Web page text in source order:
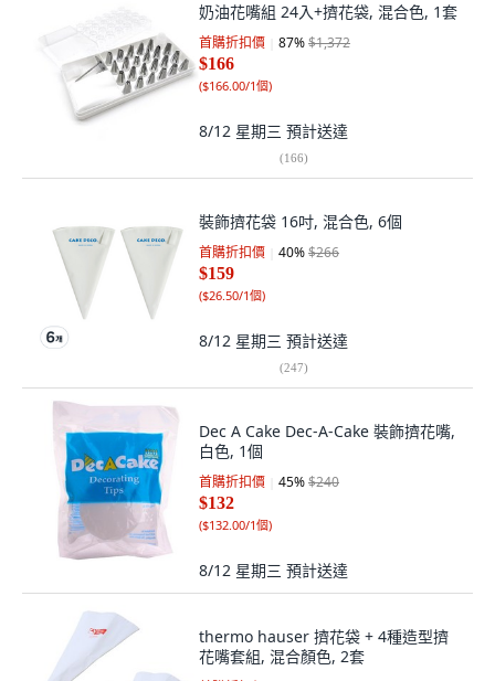
奶油花嘴組 24入+擠花袋, 混合色, 1套
首購折扣價 87%$1,372
$166
($166.00/1個)
8/12 星期三 預計送達
(166)
裝飾擠花袋 16吋, 混合色, 6個
首購折扣價 40%$266
$159
($26.50/1個)
8/12 星期三 預計送達
(247)
Dec A Cake Dec-A-Cake 裝飾擠花嘴,
白色, 1個
首購折扣價 45%$240
$132
($132.00/1個)
8/12 星期三 預計送達
thermo hauser 擠花袋 + 4種造型擠
花嘴套組, 混合顏色, 2套